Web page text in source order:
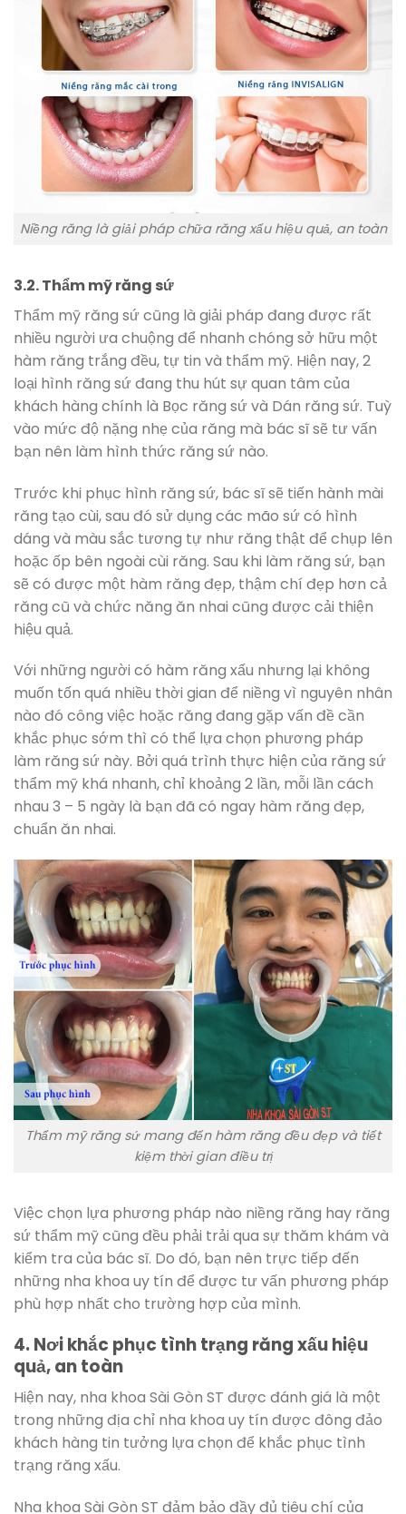
Niềng răng là giải pháp chữa răng xấu hiệu quả, an toàn
3.2. Thẩm mỹ răng sứ
Thẩm mỹ răng sứ cũng là giải pháp đang được rất
nhiều người ưa chuộng để nhanh chóng sở hữu một
hàm răng trắng đều, tự tin và thẩm mỹ. Hiện nay, 2
loại hình răng sứ đang thu hút sự quan tâm của
khách hàng chính là Bọc răng sứ và Dán răng sứ. Tuỳ
vào mức độ nặng nhẹ của răng mà bác sĩ sẽ tư vấn
bạn nên làm hình thức răng sứ nào.
Trước khi phục hình răng sứ, bác sĩ sẽ tiến hành mài
răng tạo cùi, sau đó sử dụng các mão sứ có hình
dáng và màu sắc tương tự như răng thật để chụp lên
hoặc ốp bên ngoài cùi răng. Sau khi làm răng sứ, bạn
sẽ có được một hàm răng đẹp, thậm chí đẹp hơn cả
răng cũ và chức năng ăn nhai cũng được cải thiện
hiệu quả.
Với những người có hàm răng xấu nhưng lại không
muốn tốn quá nhiều thời gian để niềng vì nguyên nhân
nào đó công việc hoặc răng đang gặp vấn đề cần
khắc phục sớm thì có thể lựa chọn phương pháp
làm răng sứ này. Bởi quá trình thực hiện của răng sứ
thẩm mỹ khá nhanh, chỉ khoảng 2 lần, mỗi lần cách
nhau 3 – 5 ngày là bạn đã có ngay hàm răng đẹp,
chuẩn ăn nhai.
Thẩm mỹ răng sứ mang đến hàm răng đều đẹp và tiết
kiệm thời gian điều trị
Việc chọn lựa phương pháp nào niềng răng hay răng
sứ thẩm mỹ cũng đều phải trải qua sự thăm khám và
kiểm tra của bác sĩ. Do đó, bạn nên trực tiếp đến
những nha khoa uy tín để được tư vấn phương pháp
phù hợp nhất cho trường hợp của mình.
4. Nơi khắc phục tình trạng răng xấu hiệu
quả, an toàn
Hiện nay, nha khoa Sài Gòn ST được đánh giá là một
trong những địa chỉ nha khoa uy tín được đông đảo
khách hàng tin tưởng lựa chọn để khắc phục tình
trạng răng xấu.
Nha khoa Sài Gòn ST đảm bảo đầy đủ tiêu chí của